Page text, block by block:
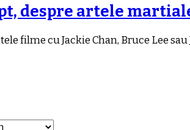
despre artele
filme cu Jackie Chan, Bruce Lee